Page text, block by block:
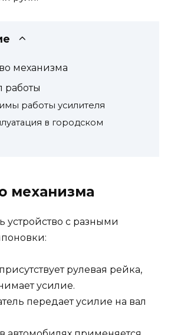
механизма
работы усилителя
в городском
механизма
устройство с разными
рулевая рейка,
усилие.
передает усилие на вал